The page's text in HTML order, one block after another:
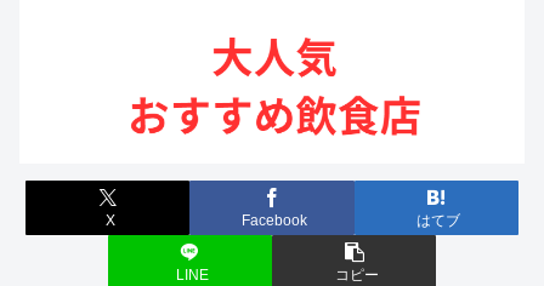
X Facebook はてブ
LINE コピー